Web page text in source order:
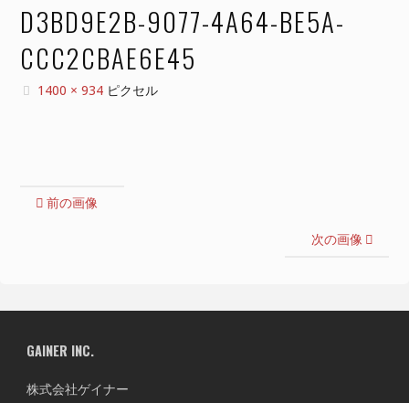
D3BD9E2B-9077-4A64-BE5A-
CCC2CBAE6E45
フ
1400 × 934 ピクセル
前の画像
次の画像
GAINER INC.
株式会社ゲイナー